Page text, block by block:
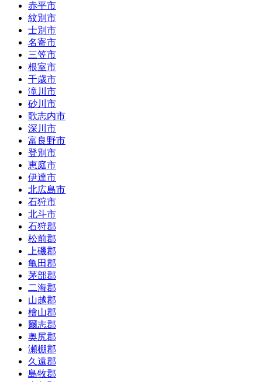
赤平市
紋別市
士別市
名寄市
三笠市
根室市
千歳市
滝川市
砂川市
歌志内市
深川市
富良野市
登別市
恵庭市
伊達市
北広島市
石狩市
北斗市
石狩郡
松前郡
上磯郡
亀田郡
茅部郡
二海郡
山越郡
檜山郡
爾志郡
奥尻郡
瀬棚郡
久遠郡
島牧郡